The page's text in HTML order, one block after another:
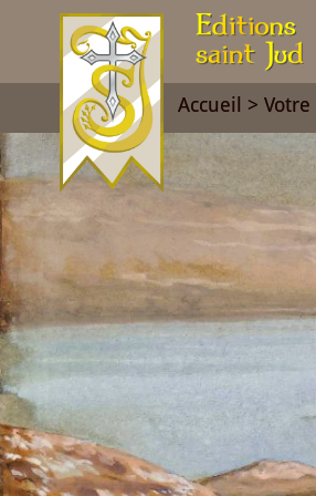
Accueil >